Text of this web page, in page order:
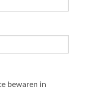
bewaren in